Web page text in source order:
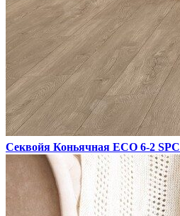
Секвойя Коньячная ЕСО 6-2 SPC